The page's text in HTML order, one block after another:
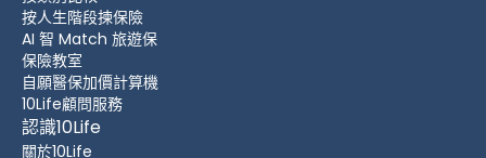
按人生階段揀保險
AI 智 Match 旅遊保
保險教室
自願醫保加價計算機
10Life顧問服務
認識10Life
關於10Life